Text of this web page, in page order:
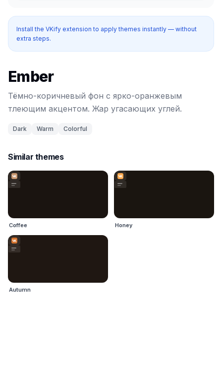
Ember
Тёмно-коричневый фон с ярко-оранжевым
тлеющим акцентом. Жар угасающих углей.
Dark Warm Colorful
Similar themes
Coffee Honey
Autumn
Install the VKify extension to apply themes instantly — without
extra steps.